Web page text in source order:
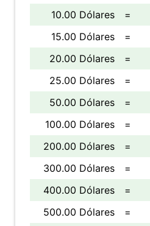
10.00 Dólares
=
15.00 Dólares
=
20.00 Dólares
=
25.00 Dólares
=
50.00 Dólares
=
100.00 Dólares
=
200.00 Dólares
=
300.00 Dólares
=
400.00 Dólares
=
500.00 Dólares
=